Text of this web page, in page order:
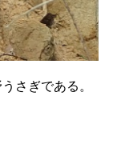
さぎである。